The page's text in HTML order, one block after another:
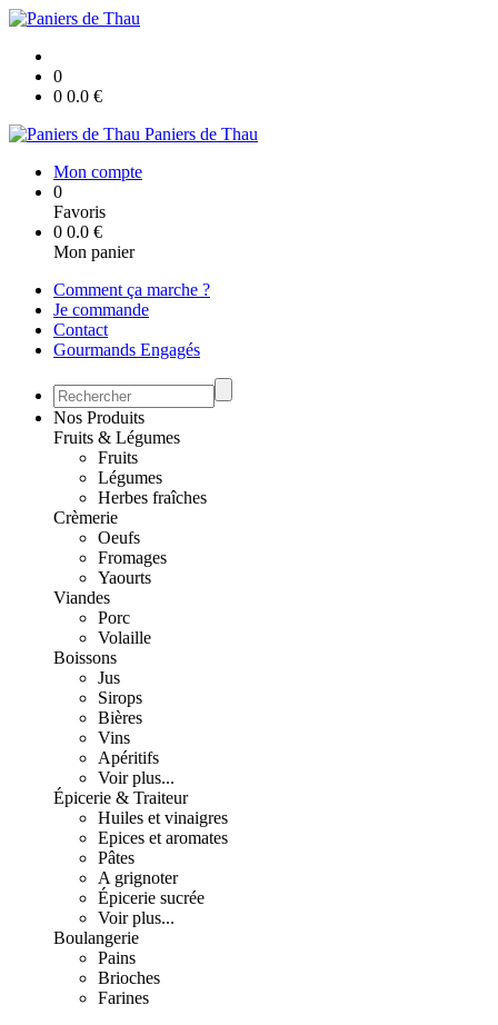
0
0 0.0 €
Paniers de Thau
Mon compte
0
Favoris
0 0.0 €
Mon panier
Comment ça marche ?
Je commande
Contact
Gourmands Engagés
Nos Produits
Fruits & Légumes
Fruits
Légumes
Herbes fraîches
Crèmerie
Oeufs
Fromages
Yaourts
Viandes
Porc
Volaille
Boissons
Jus
Sirops
Bières
Vins
Apéritifs
Voir plus...
Épicerie & Traiteur
Huiles et vinaigres
Epices et aromates
Pâtes
A grignoter
Épicerie sucrée
Voir plus...
Boulangerie
Pains
Brioches
Farines